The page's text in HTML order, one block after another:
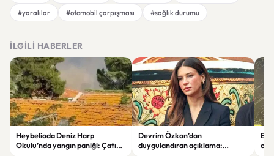
#yaralılar
#otomobil çarpışması #sağlık durumu
İLGILI HABERLER
Heybeliada Deniz Harp
Okulu’nda yangın paniği: Çatıda
Devrim Özkan’dan
duygulandıran açıklama: